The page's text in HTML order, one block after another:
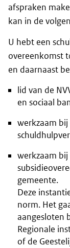
afspraken
kan in de
U hebt een
overeenkomst
en daarnaast
lid van de
en sociaal
werkzaam
werkzaam
gemeente.
Deze
norm. Het
aangesloten
Regionale
of de